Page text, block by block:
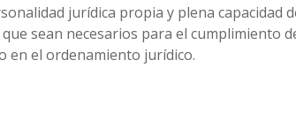
jurídica propia y plena capacidad
sean necesarios para el cumplimiento
en el ordenamiento jurídico.